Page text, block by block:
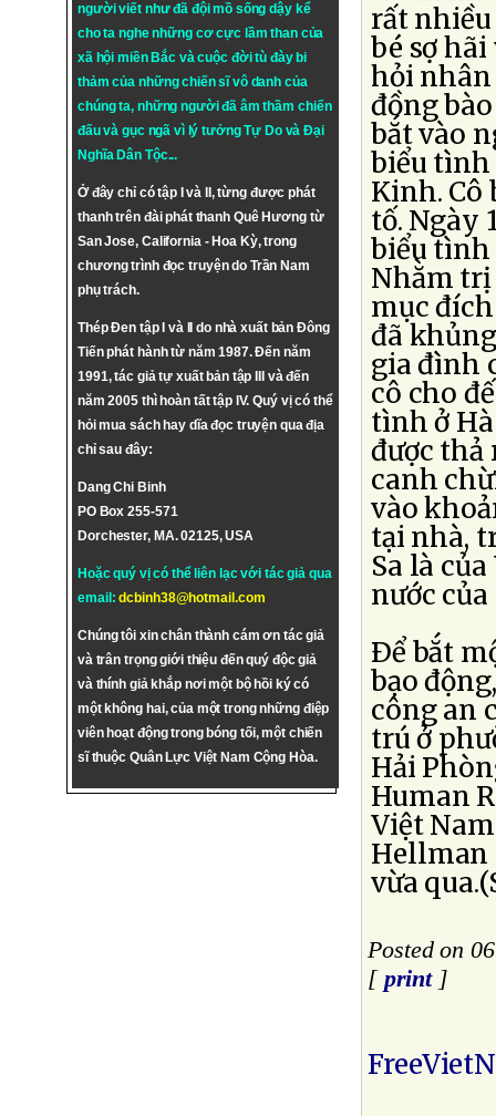
người viết như đã đội mồ sống dậy kể
cho ta nghe những cơ cực lầm than của
xã hội miền Bắc và cuộc đời tù đày bi
thảm của những chiến sĩ vô danh của
chúng ta, những người đã âm thầm chiến
đấu và gục ngã vì lý tưởngTự DovàĐại
Nghĩa Dân Tộc...
Ở đây chỉ có tập I và II, từng được phát
thanh trên đài phát thanh Quê Hương từ
San Jose, California - Hoa Kỳ, trong
chương trình đọc truyện do Trần Nam
phụ trách.
Thép Đen tập I và II do nhà xuất bản Đông
Tiến phát hành từ năm 1987. Đến năm
1991, tác giả tự xuất bản tập III và đến
năm 2005 thì hoàn tất tập IV. Quý vị có thể
hỏi mua sách hay dĩa đọc truyện qua địa
chỉ sau đây:
Dang Chi Binh
PO Box 255-571
Dorchester, MA. 02125, USA
Hoặc quý vị có thể liên lạc với tác giả qua
email:dcbinh38@hotmail.com
Chúng tôi xin chân thành cám ơn tác giả
và trân trọng giới thiệu đến quý độc giả
và thính giả khắp nơi một bộ hồi ký có
một không hai, của một trong những điệp
viên hoạt động trong bóng tối, một chiến
sĩ thuộc Quân Lực Việt Nam Cộng Hòa.
rất
bé sợ
hỏi nhân
đồng
bắt vào
biểu tình
Kinh.
tố. Ngày
biểu tình
Nhằm
mục
đã
gia đình
cô cho
tình ở
được thả
canh
vào
tại nhà,
Sa là
nước
Ðể bắt
bạo
công an
trú ở
Hải
Human
Việt
Hellman
vừa
Posted on
[ print]